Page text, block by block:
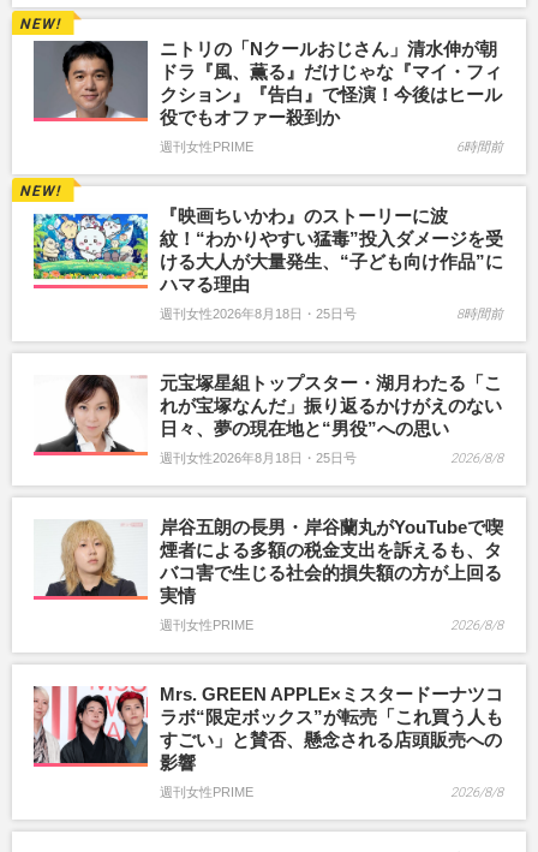
ニトリの「Nクールおじさん」清水伸が朝
ドラ『風、薫る』だけじゃな『マイ・フィ
クション』『告白』で怪演！今後はヒール
役でもオファー殺到か
週刊女性PRIME 6時間前
『映画ちいかわ』のストーリーに波
紋！“わかりやすい猛毒”投入ダメージを受
ける大人が大量発生、“子ども向け作品”に
ハマる理由
週刊女性2026年8月18日・25日号 8時間前
元宝塚星組トップスター・湖月わたる「こ
れが宝塚なんだ」振り返るかけがえのない
日々、夢の現在地と“男役”への思い
週刊女性2026年8月18日・25日号 2026/8/8
岸谷五朗の長男・岸谷蘭丸がYouTubeで喫
煙者による多額の税金支出を訴えるも、タ
バコ害で生じる社会的損失額の方が上回る
実情
週刊女性PRIME 2026/8/8
Mrs. GREEN APPLE×ミスタードーナツコ
ラボ“限定ボックス”が転売「これ買う人も
すごい」と賛否、懸念される店頭販売への
影響
週刊女性PRIME 2026/8/8